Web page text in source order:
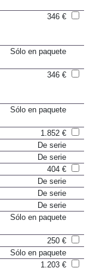
346 €
Sólo en paquete
346 €
Sólo en paquete
1.852 €
De serie
De serie
404 €
De serie
De serie
De serie
Sólo en paquete
250 €
Sólo en paquete
1.203 €